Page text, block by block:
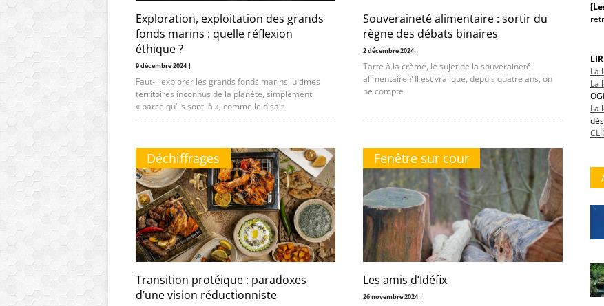
Exploration, exploitation des grands
fonds marins : quelle réflexion
éthique ?
9 décembre 2024 |
Faut-il explorer les grands fonds marins, ultimes
territoires inconnus de la planète, simplement
« parce qu’ils sont là », comme le disait
Souveraineté alimentaire : sortir du
règne des débats binaires
2 décembre 2024 |
Tarte à la crème, le sujet de la souveraineté
alimentaire ? Il est vrai que, depuis quatre ans, on
ne compte
Déchiffrages
Transition protéique : paradoxes
d’une vision réductionniste
Fenêtre sur cour
Les amis d’Idéfix
26 novembre 2024 |
La
La
La